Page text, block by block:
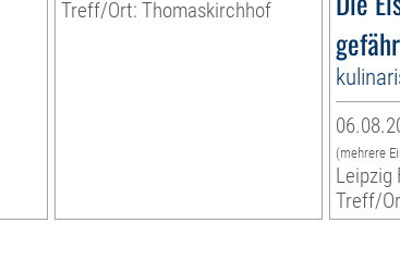
Treff/Ort: Thomaskirchhof
(mehrere
Leipzig
Treff/